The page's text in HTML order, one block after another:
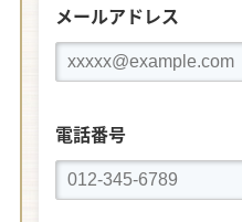
メールアドレス
電話番号